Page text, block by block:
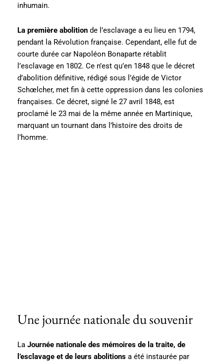
inhumain.
La première abolition de l’esclavage a eu lieu en 1794,
pendant la Révolution française. Cependant, elle fut de
courte durée car Napoléon Bonaparte rétablit
l’esclavage en 1802. Ce n’est qu’en 1848 que le décret
d’abolition définitive, rédigé sous l’égide de Victor
Schœlcher, met fin à cette oppression dans les colonies
françaises. Ce décret, signé le 27 avril 1848, est
proclamé le 23 mai de la même année en Martinique,
marquant un tournant dans l’histoire des droits de
l’homme.
Une journée nationale du souvenir
La Journée nationale des mémoires de la traite, de
l’esclavage et de leurs abolitions a été instaurée par